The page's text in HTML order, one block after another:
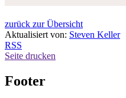
zurück zur Übersicht
Aktualisiert von: Steven Keller
RSS
Seite drucken
Footer